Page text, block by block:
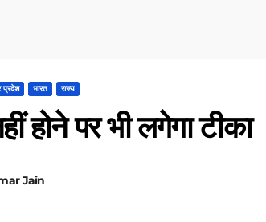
प्रदेश भारत राज्य
होने पर भी लगेगा टीका
Jain